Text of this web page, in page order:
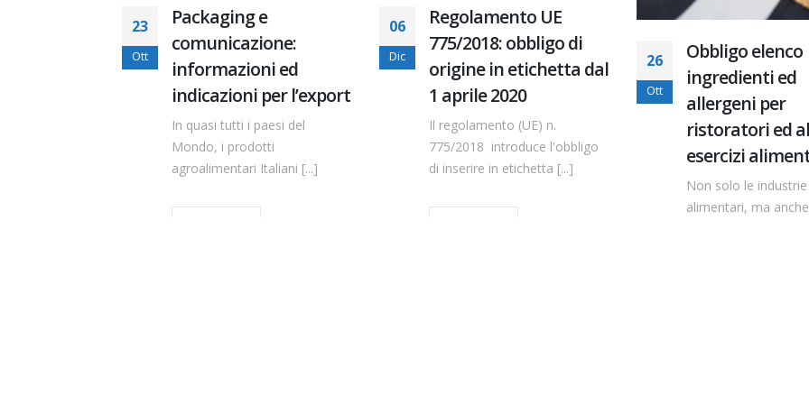
Packaging e
comunicazione:
informazioni ed
indicazioni per l’export
In quasi tutti i paesi del
Mondo, i prodotti
agroalimentari Italiani [...]
Regolamento UE
775/2018: obbligo di
origine in etichetta dal
1 aprile 2020
Il regolamento (UE) n.
775/2018 introduce l'obbligo
di inserire in etichetta [...]
Obbligo elenco
ingredienti ed
allergeni per
ristoratori ed
esercizi
Non solo le industrie
alimentari, ma anche